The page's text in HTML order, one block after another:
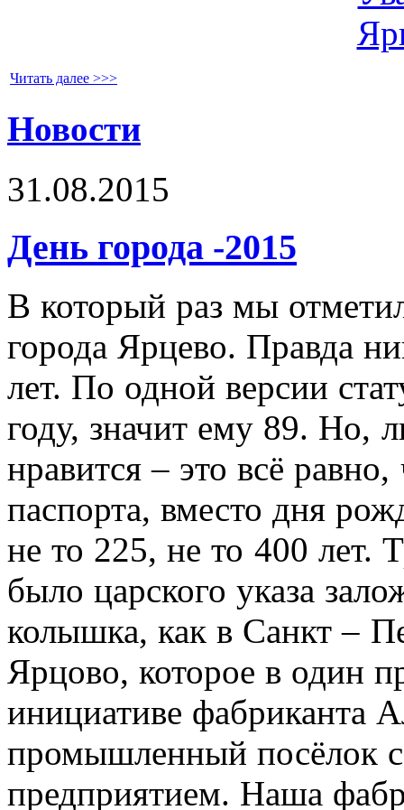
Читать далее >>>
Новости
31.08.2015
День города -2015
В который раз мы
города Ярцево. Правда
лет. По одной версии
году, значит ему 89. Но,
нравится – это всё
паспорта, вместо дня
не то 225, не то 400 лет.
было царского указа
колышка, как в Санкт –
Ярцово, которое в один
инициативе фабриканта
промышленный посёлок
предприятием. Наша